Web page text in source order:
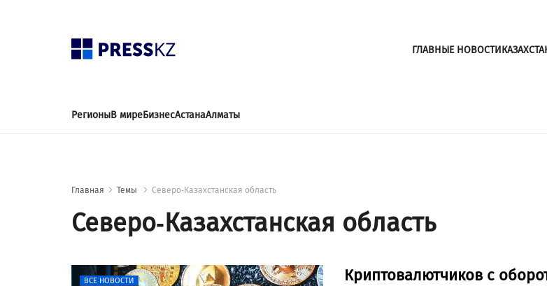
ГЛАВНЫЕ НОВОСТИ
РегионыВ миреБизнесАстанаАлматы
Главная Темы Северо-Казахстанская область
Северо-Казахстанская область
ВСЕ НОВОСТИ
Криптовалютчиков с